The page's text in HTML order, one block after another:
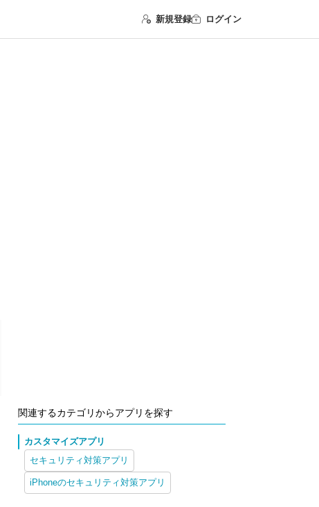
新規登録 ログイン
関連するカテゴリからアプリを探す
カスタマイズアプリ
セキュリティ対策アプリ
iPhoneのセキュリティ対策アプリ